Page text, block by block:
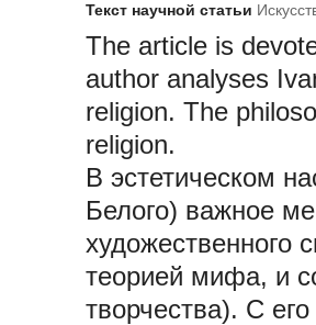
Текст научной статьи
The article is
author analyses
religion. The
religion.
В эстетическом
Белого) важное
художественного
теорией мифа, и
творчества). С